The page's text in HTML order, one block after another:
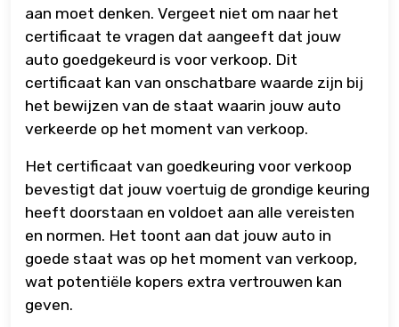
aan moet denken. Vergeet niet om naar het
certificaat te vragen dat aangeeft dat jouw
auto goedgekeurd is voor verkoop. Dit
certificaat kan van onschatbare waarde zijn bij
het bewijzen van de staat waarin jouw auto
verkeerde op het moment van verkoop.
Het certificaat van goedkeuring voor verkoop
bevestigt dat jouw voertuig de grondige keuring
heeft doorstaan en voldoet aan alle vereisten
en normen. Het toont aan dat jouw auto in
goede staat was op het moment van verkoop,
wat potentiële kopers extra vertrouwen kan
geven.